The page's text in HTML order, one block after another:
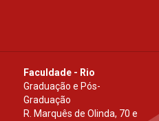
Faculdade - Rio
Graduação e Pós-
Graduação
R. Marquês de Olinda, 70 e